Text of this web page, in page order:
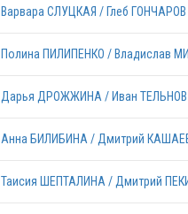
RUS
Варвара СЛУЦКАЯ / Глеб ГОНЧАРОВ
Полина ПИЛИПЕНКО / Владислав
Дарья ДРОЖЖИНА / Иван ТЕЛЬНОВ
Анна БИЛИБИНА / Дмитрий
Таисия ШЕПТАЛИНА / Дмитрий